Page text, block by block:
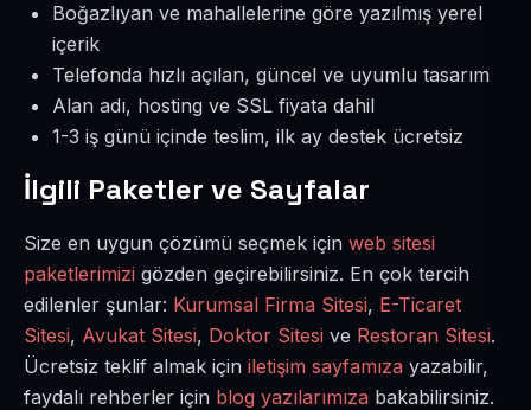
Boğazlıyan ve mahallelerine göre yazılmış yerel
içerik
Telefonda hızlı açılan, güncel ve uyumlu tasarım
Alan adı, hosting ve SSL fiyata dahil
1-3 iş günü içinde teslim, ilk ay destek ücretsiz
İlgili Paketler ve Sayfalar
Size en uygun çözümü seçmek için web sitesi
paketlerimizi gözden geçirebilirsiniz. En çok tercih
edilenler şunlar: Kurumsal Firma Sitesi, E-Ticaret
Sitesi, Avukat Sitesi, Doktor Sitesi ve Restoran Sitesi.
Ücretsiz teklif almak için iletişim sayfamıza yazabilir,
faydalı rehberler için blog yazılarımıza bakabilirsiniz.